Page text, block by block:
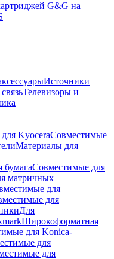
G&G на
Источники
Телевизоры и
KyoceraСовместимые
Материалы для
бумагаСовместимые для
матричных
для
для
Для
Широкоформатная
для Konica-
для
для